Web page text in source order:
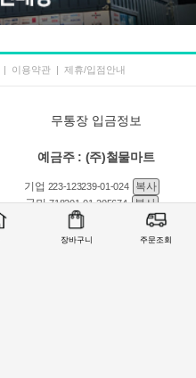
장바구니 주문조회
| 이용약관 | 제휴/입점안내
무통장 입금정보
예금주 : (주)철물마트
기업 223-123239-01-024
복사
국민718201-01-205674
복사
301-0168-3882-11 복사